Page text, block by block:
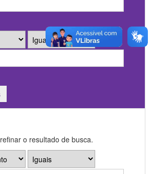
o resultado de busca.